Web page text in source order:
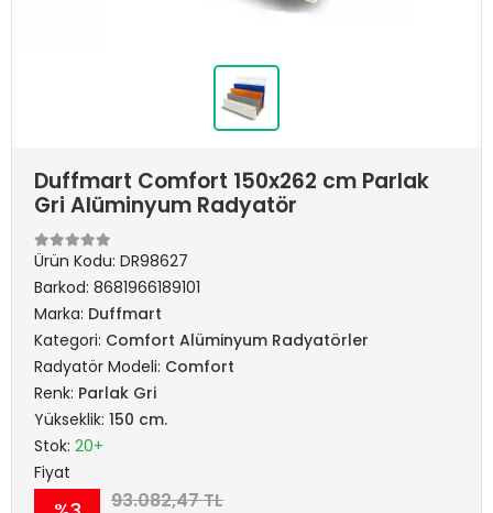
Duffmart Comfort 150x262 cm Parlak
Gri Alüminyum Radyatör
Ürün Kodu: DR98627
Barkod: 8681966189101
Marka: Duffmart
Kategori: Comfort Alüminyum Radyatörler
Radyatör Modeli: Comfort
Renk: Parlak Gri
Yükseklik: 150 cm.
Stok: 20+
Fiyat
93.082,47 TL